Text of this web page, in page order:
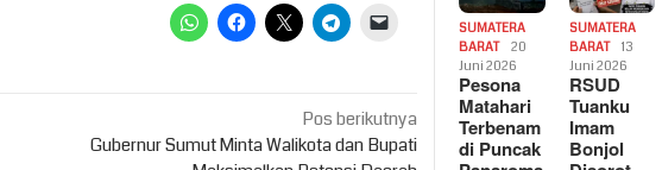
Pos berikutnya
Gubernur Sumut Minta Walikota dan Bupati
SUMATERA
BARAT
20
Juni 2026
Pesona
Matahari
Terbenam
di Puncak
SUMATERA
BARAT
13
Juni 2026
RSUD
Tuanku
Imam
Bonjol